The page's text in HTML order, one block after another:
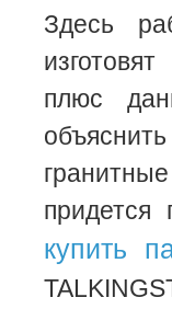
Здесь
плюс
придется
купить